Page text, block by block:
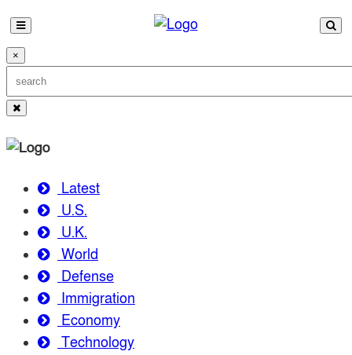
×
Latest
U.S.
U.K.
World
Defense
Immigration
Economy
Technology